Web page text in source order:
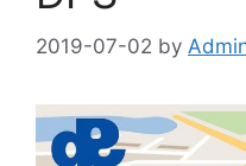
2019-07-02 by